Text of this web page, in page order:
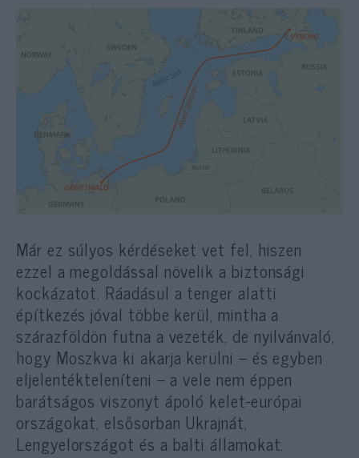
Már ez súlyos kérdéseket vet fel, hiszen
ezzel a megoldással növelik a biztonsági
kockázatot. Ráadásul a tenger alatti
építkezés jóval többe kerül, mintha a
szárazföldön futna a vezeték, de nyilvánvaló,
hogy Moszkva ki akarja kerülni – és egyben
eljelentékteleníteni – a vele nem éppen
barátságos viszonyt ápoló kelet-európai
országokat, elsősorban Ukrajnát,
Lengyelországot és a balti államokat.